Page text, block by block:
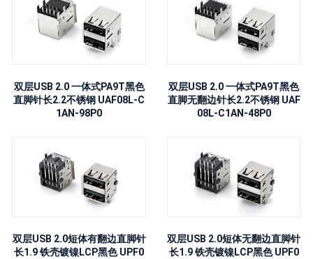
双层USB 2.0 一体式PA9T黑色
直脚针长2.2不锈钢 UAF08L-C
1AN-98P0
双层USB 2.0 一体式PA9T黑色
直脚无翻边针长2.2不锈钢 UAF
08L-C1AN-48P0
双层USB 2.0短体有翻边直脚针
长1.9 铁壳镀镍LCP黑色 UPF0
双层USB 2.0短体无翻边直脚针
长1.9 铁壳镀镍LCP黑色 UPF0